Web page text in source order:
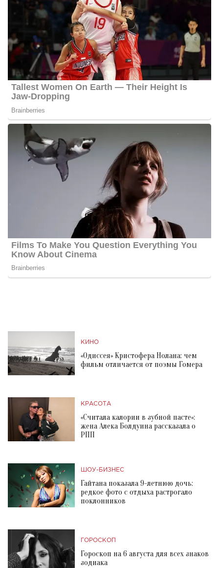
КИНО
«Одиссея» Кристофера Нолана: чем
фильм отличается от поэмы Гомера
КРАСОТА
«Считала калории в зубной пасте»:
жена Алека Болдуина рассказала о
РПП
ШОУ-БИЗНЕС
Гайтана показала 9-летнюю дочь:
редкое фото с отдыха растрогало
поклонников
ГОРОСКОП
Гороскоп на 6 августа для всех знаков
зодиака